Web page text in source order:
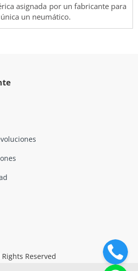
asignada por un fabricante para
un neumático.
Reserved